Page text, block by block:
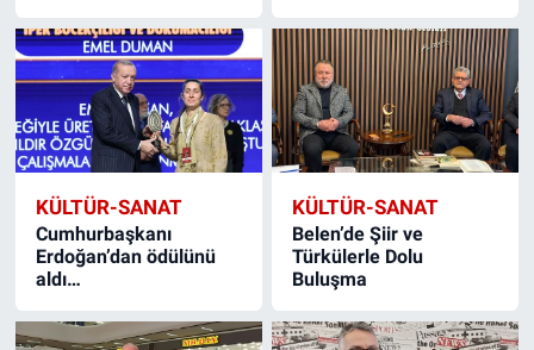
KÜLTÜR-SANAT
Cumhurbaşkanı
Erdoğan’dan ödülünü
aldı…
KÜLTÜR-SANAT
Belen’de Şiir ve
Türkülerle Dolu
Buluşma